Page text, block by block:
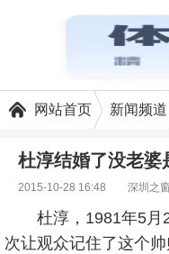
网站首页 新闻频道
杜淳结婚了没老婆
2015-10-28 16:48 深圳之
杜淳，1981年5月
次让观众记住了这个